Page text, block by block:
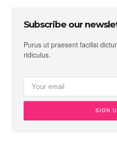
Subscribe our
Purus ut praesent facilisi
ridiculus.
SIGN